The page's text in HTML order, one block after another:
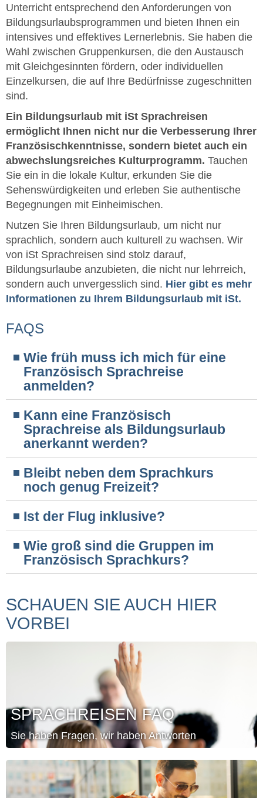
Unterricht entsprechend den Anforderungen von
Bildungsurlaubsprogrammen und bieten Ihnen ein
intensives und effektives Lernerlebnis. Sie haben die
Wahl zwischen Gruppenkursen, die den Austausch
mit Gleichgesinnten fördern, oder individuellen
Einzelkursen, die auf Ihre Bedürfnisse zugeschnitten
sind.
Ein Bildungsurlaub mit iSt Sprachreisen
ermöglicht Ihnen nicht nur die Verbesserung Ihrer
Französischkenntnisse, sondern bietet auch ein
abwechslungsreiches Kulturprogramm. Tauchen
Sie ein in die lokale Kultur, erkunden Sie die
Sehenswürdigkeiten und erleben Sie authentische
Begegnungen mit Einheimischen.
Nutzen Sie Ihren Bildungsurlaub, um nicht nur
sprachlich, sondern auch kulturell zu wachsen. Wir
von iSt Sprachreisen sind stolz darauf,
Bildungsurlaube anzubieten, die nicht nur lehrreich,
sondern auch unvergesslich sind. Hier gibt es mehr
Informationen zu Ihrem Bildungsurlaub mit iSt.
FAQS
Wie früh muss ich mich für eine
Französisch Sprachreise
anmelden?
Kann eine Französisch
Sprachreise als Bildungsurlaub
anerkannt werden?
Bleibt neben dem Sprachkurs
noch genug Freizeit?
Ist der Flug inklusive?
Wie groß sind die Gruppen im
Französisch Sprachkurs?
SCHAUEN SIE AUCH HIER
VORBEI
SPRACHREISEN FAQ
Sie haben Fragen, wir haben Antworten